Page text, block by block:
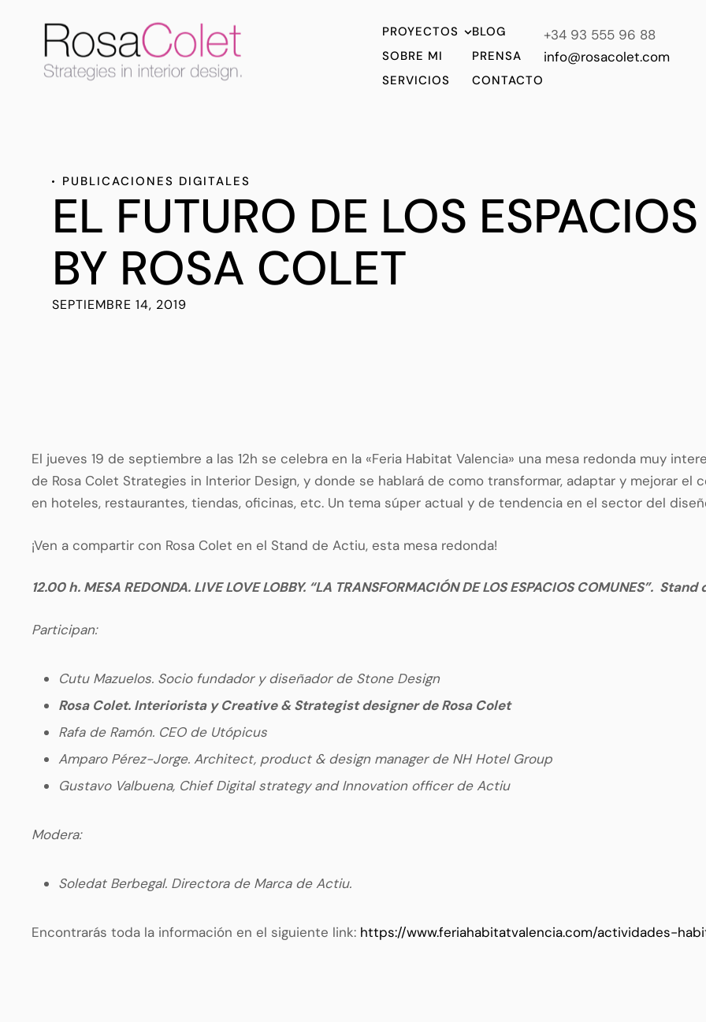
PROYECTOS
SOBRE MI
SERVICIOS
BLOG
PRENSA
CONTACTO
+34 93 555 96 88
info@rosacolet.com
PUBLICACIONES DIGITALES
EL FUTURO DE LOS
BY ROSA COLET
SEPTIEMBRE 14, 2019
El jueves 19 de septiembre a las 12h se celebra en la «Feria Habitat Valencia» una mesa redonda muy
de Rosa Colet Strategies in Interior Design, y donde se hablará de como transformar, adaptar y mejorar
en hoteles, restaurantes, tiendas, oficinas, etc. Un tema súper actual y de tendencia en el sector del
¡Ven a compartir con Rosa Colet en el Stand de Actiu, esta mesa redonda!
12.00 h. MESA REDONDA. LIVE LOVE LOBBY. “LA TRANSFORMACIÓN DE LOS ESPACIOS COMUNES”.
Participan:
Cutu Mazuelos. Socio fundador y diseñador de Stone Design
Rosa Colet. Interiorista y Creative & Strategist designer de Rosa Colet
Rafa de Ramón. CEO de Utópicus
Amparo Pérez-Jorge. Architect, product & design manager de NH Hotel Group
Gustavo Valbuena, Chief Digital strategy and Innovation officer de Actiu
Modera:
Soledat Berbegal. Directora de Marca de Actiu.
Encontrarás toda la información en el siguiente link: https://www.feriahabitatvalencia.com/actividades-